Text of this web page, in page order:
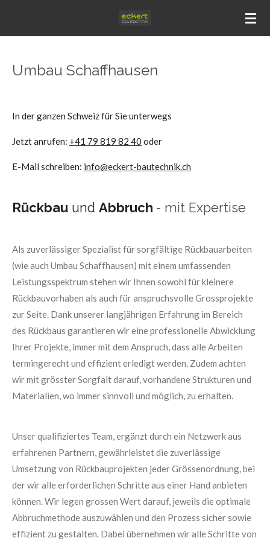
Umbau Schaffhausen
In der ganzen Schweiz für Sie unterwegs
Jetzt anrufen: +41 79 819 82 40 oder
E-Mail schreiben: info@eckert-bautechnik.ch
Rückbau und Abbruch - mit Expertise
Als zuverlässiger Spezialist für sorgfältige Rückbauarbeiten
(wie auch Umbau Schaffhausen) mit einem umfassenden
Leistungsspektrum stehen wir Ihnen sowohl für kleinere
Rückbauvorhaben als auch für anspruchsvolle Grossprojekte
zur Seite. Dank unserer langjährigen Erfahrung im Bereich
des Rückbaus garantieren wir eine professionelle Abwicklung
Ihrer Projekte, immer mit dem Anspruch, dass alle Arbeiten
termingerecht und effizient erledigt werden. Zudem achten
wir mit grösster Sorgfalt darauf, vorhandene Strukturen und
Materialien, wo immer sinnvoll und möglich, zu erhalten.
Unser qualifiziertes Team, ergänzt durch ein Netzwerk aus
erfahrenen Partnern, gewährleistet die zuverlässige
Umsetzung von Rückbauprojekten jeder Grössenordnung, bei
der wir alle erforderlichen Schritte aus einer Hand anbieten
können. Wir legen grossen Wert darauf, jeweils die optimale
Abbruchmethode auszuwählen und den Prozess sicher sowie
effizient zu gestalten. Dabei übernehmen wir alle Schritte von